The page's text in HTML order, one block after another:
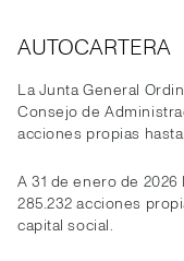
AUTOCARTERA
La Junta General
Consejo de
acciones propias
A 31 de enero de
285.232 acciones
capital social.